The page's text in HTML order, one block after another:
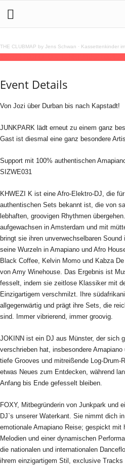
THE CLUBMAP by Jens Schwan · Kassettenkinder
Event Details
Von Jozi über Durban bis nach Kapstadt!
JUNKPARK lädt erneut zu einem ganz
Gast ist diesmal eine ganz besondere
Support mit 100% authentischen
SIZWE031
KHWEZI K ist eine Afro-Elektro-DJ, die
authentischen Sets bekannt ist, die von
lebhaften, groovigen Rhythmen
aufgewachsen in Amsterdam und mit
bringt sie ihren unverwechselbaren
seine Wurzeln in Amapiano und Afro
Black Coffee, Kelvin Momo und Kabza
von Amy Winehouse. Das Ergebnis ist
fesselt, indem sie zeitlose Klassiker mit
Einzigartigem verschmilzt. Ihre
allgegenwärtig und prägt ihre Sets, die
sind. Immer vibrierend, immer groovig.
JOKINN ist ein DJ aus Münster, der sich
verschrieben hat, insbesondere
tiefe Grooves und mitreißende Log-Drum-
etwas Neues zum Entdecken, während
Anfang bis Ende gefesselt bleiben.
FOXY, Mitbegründerin von Junkpark und
DJ`s unserer Waterkant. Sie nimmt dich
emotionale Amapiano Reise; gespickt mit
Melodien und einer dynamischen
die nationalen und internationalen
ihrem einzigartigem Stil, exclusive